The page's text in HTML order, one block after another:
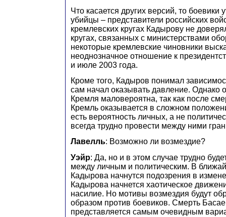
Что касается других версий, то боевики
убийцы – представители российских
кремлевских кругах Кадырову не
кругах, связанных с министерствами
некоторые кремлевские чиновники
неоднозначное отношение к
и июле 2003 года.
Кроме того, Кадыров понимал
сам начал оказывать давление. Однако
Кремля маловероятна, так как после
Кремль оказывается в сложном
есть вероятность личных, а не
всегда трудно провести между ними
Лавелль: Возможно ли возмездие?
Уэйр: Да, но и в этом случае трудно
между личным и политическим. В
Кадырова начнутся подозрения в
Кадырова начнется хаотическое
насилие. Но мотивы возмездия будут
образом против боевиков. Смерть
представляется самым очевидным